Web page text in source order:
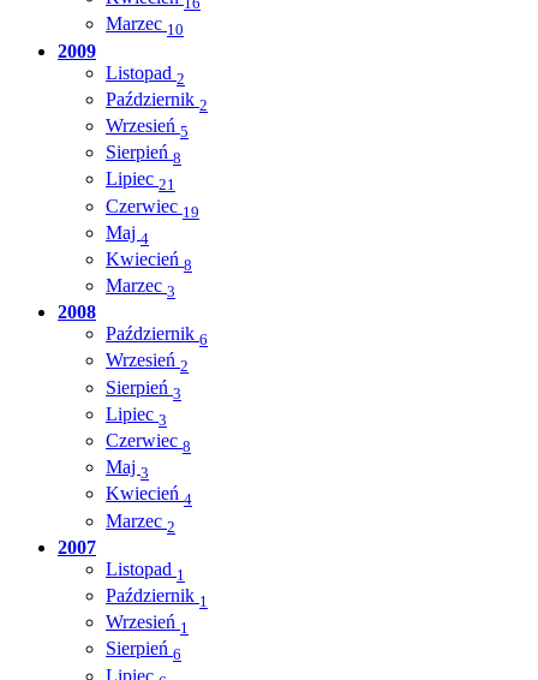
Marzec 10
2009
Listopad 2
Październik 2
Wrzesień 5
Sierpień 8
Lipiec 21
Czerwiec 19
Maj 4
Kwiecień 8
Marzec 3
2008
Październik 6
Wrzesień 2
Sierpień 3
Lipiec 3
Czerwiec 8
Maj 3
Kwiecień 4
Marzec 2
2007
Listopad 1
Październik 1
Wrzesień 1
Sierpień 6
Lipiec